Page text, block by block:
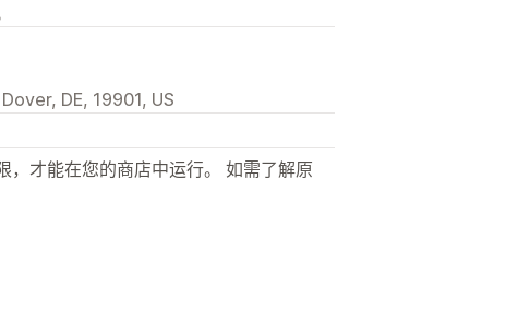
DE, 19901, US
，才能在您的商店中运行。 如需了解原